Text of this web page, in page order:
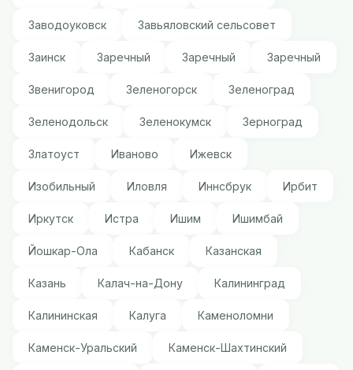
Заводоуковск Завьяловский сельсовет
Заинск Заречный Заречный Заречный
Звенигород Зеленогорск Зеленоград
Зеленодольск Зеленокумск Зерноград
Златоуст Иваново Ижевск
Изобильный Иловля Иннсбрук Ирбит
Иркутск Истра Ишим Ишимбай
Йошкар-Ола Кабанск Казанская
Казань Калач-на-Дону Калининград
Калининская Калуга Каменоломни
Каменск-Уральский Каменск-Шахтинский